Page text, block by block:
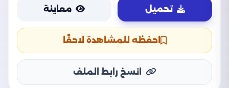
تحميل معاينة
احفظه للمشاهدة لاحقًا
انسخ رابط الملف